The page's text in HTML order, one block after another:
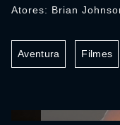
Atores: Brian
Aventura Filmes